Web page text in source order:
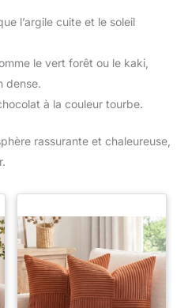
l’argile cuite et le soleil
le vert forêt ou le kaki,
dense.
à la couleur tourbe.
rassurante et chaleureuse,